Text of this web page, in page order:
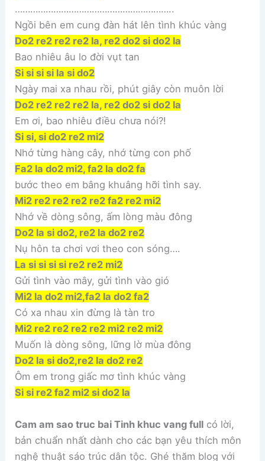
……………………………………………………..
Ngồi bên em cung đàn hát lên tình khúc vàng
Do2 re2 re2 re2 la, re2 do2 si do2 la
Bao nhiêu âu lo đời vụt tan
Si si si si la si do2
Ngày mai xa nhau rồi, phút giây còn muôn lời
Do2 re2 re2 re2 la, re2 do2 si do2 la
Em ơi, bao nhiêu điều chưa nói?!
Si si, si do2 re2 mi2
Nhớ từng hàng cây, nhớ từng con phố
Fa2 la do2 mi2, fa2 la do2 fa
bước theo em bâng khuâng hỡi tình say.
Mi2 re2 re2 re2 re2 fa2 re2 mi2
Nhớ về dòng sông, ấm lòng màu đông
Do2 la si do2, re2 la do2 re2
Nụ hôn ta chơi vơi theo con sóng….
La si si si si re2 re2 mi2
Gửi tình vào mây, gửi tình vào gió
Mi2 la do2 mi2,fa2 la do2 fa2
Có xa nhau xin đừng là tàn tro
Mi2 re2 re2 re2 re2 mi2 re2 mi2
Muốn là dòng sông, lững lờ mùa đông
Do2 la si do2,re2 la do2 re2
Ôm em trong giấc mơ tình khúc vàng
Si si re2 fa2 mi2 si do2 la
Cam am sao truc bai Tinh khuc vang full có lời,
bản chuẩn nhất dành cho các bạn yêu thích môn
nghệ thuật sáo trúc dân tộc. Ghé thăm blog với